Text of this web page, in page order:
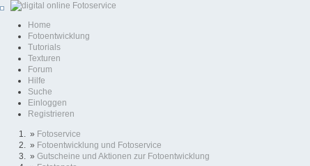
Home
Fotoentwicklung
Tutorials
Texturen
Forum
Hilfe
Suche
Einloggen
Registrieren
» Fotoservice
» Fotoentwicklung und Fotoservice
» Gutscheine und Aktionen zur Fotoentwicklung